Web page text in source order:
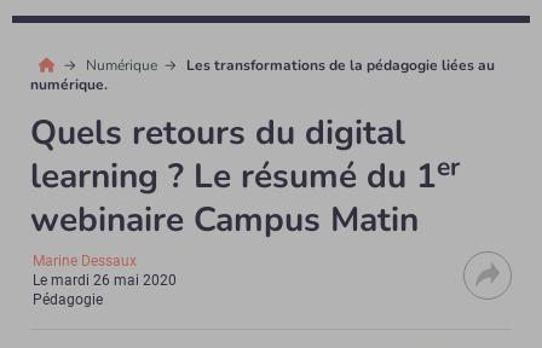
Numérique
Les transformations de la pédagogie liées au
numérique.
Quels retours du digital
learning ? Le résumé du 1er
webinaire Campus Matin
Marine Dessaux
Lemardi 26 mai 2020
Pédagogie